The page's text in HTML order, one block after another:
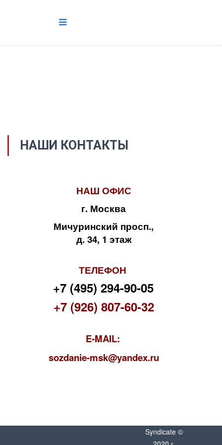
НАШИ КОНТАКТЫ
НАШ ОФИС
г. Москва
Мичуринский просп.,
д. 34, 1 этаж
ТЕЛЕФОН
+7 (495) 294-90-05
+7 (926) 807-60-32
E-MAIL:
sozdanie-msk@yandex.ru
Syndicate ©